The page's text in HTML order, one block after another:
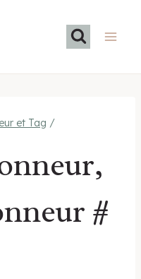
et Tag /
#